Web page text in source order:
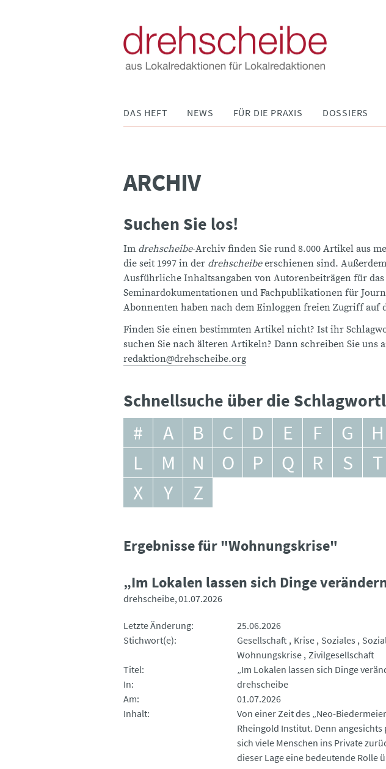
DAS HEFT NEWS FÜR DIE PRAXIS DOSSIERS
ARCHIV
Suchen Sie los!
Im drehscheibe-Archiv finden Sie rund 8.000 Artikel aus
die seit 1997 in der drehscheibeerschienen sind.
Ausführliche Inhaltsangaben von Autorenbeiträgen für das
Seminardokumentationen und Fachpublikationen für
Abonnenten haben nach dem Einloggen freien Zugriff auf
Finden Sie einen bestimmten Artikel nicht? Ist ihr
suchen Sie nach älteren Artikeln? Dann schreiben Sie uns
redaktion@drehscheibe.org
Schnellsuche über die
# A B C D E F G H
L
M N O P Q R S T
X
Y Z
Ergebnisse für "Wohnungskrise"
„Im Lokalen lassen sich Dinge
drehscheibe 01.07.2026
Letzte Änderung
25.06.2026
Stichwort(e)
Gesellschaft Krise Soziales
Wohnungskrise
Zivilgesellschaft
Titel
„Im Lokalen lassen sich Dinge
In
drehscheibe
Am
01.07.2026
Inhalt
Von einer Zeit des „Neo-
Rheingold Institut. Denn
sich viele Menschen ins Private
dieser Lage eine bedeutende Rolle